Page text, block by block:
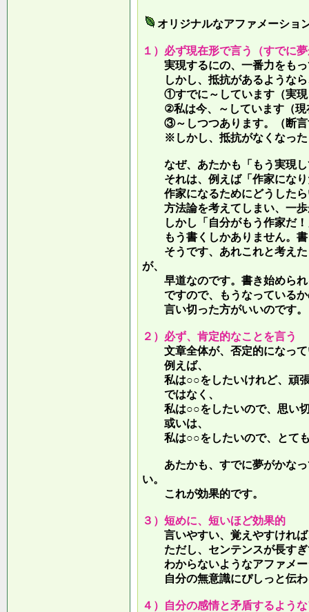
オリジナルなアファメーショ
１）必ず現在形で言う（すでに
実現するにの、一番力をもっ
しかし、抵抗があるような
①すでに～しています（実現
②私は今、～しています（現
③～しつつあります。（断言
※しかし、抵抗がなくなった
なぜ、あたかも「もう実現し
それは、例えば「作家になり
作家になるためにどうしたら
方法論を考えてしまい、一歩
しかし「自分がもう作家だ！
もう書くしかありません。書
そうです、あれこれと考えた
が、
早道なのです。書き始められ
ですので、もうなっているか
言い切った方がいいのです。
２）必ず、肯定的なことを言う
文章全体が、否定的になっ
例えば、
私は○○をしたいけれど、頑張
ではなく、
私は○○をしたいので、思い切
或いは、
私は○○をしたいので、とても
あたかも、すでに夢がかなっ
い。
これが効果的です。
３）短めに、短いほど効果的
言いやすい、覚えやすければ
ただし、センテンスが長すぎ
わからないようなアファメー
自分の無意識にぴしっと伝わ
４）自分の感情と矛盾するよう